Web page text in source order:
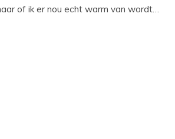
of ik er nou echt warm van wordt…